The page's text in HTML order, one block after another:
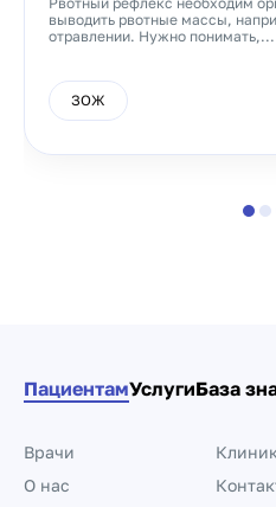
выводить рвотные массы,
отравлении. Нужно понимать,...
ЗОЖ
ПациентамУслугиБаза
Врачи
О нас